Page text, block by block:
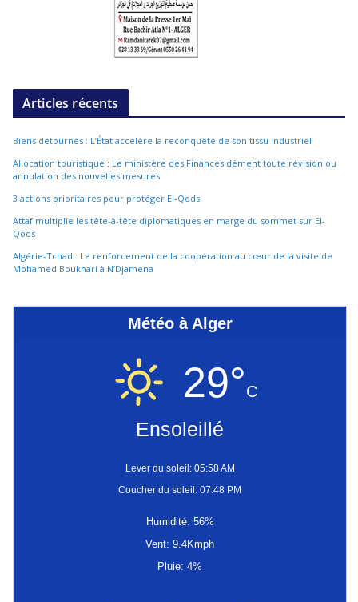
Articles récents
Biens détournés : L’État accélère la reconquête de son tissu industriel
Allocation touristique : Le ministère des Finances dément toute révision ou
annulation des nouvelles mesures
3 actions prioritaires pour protéger El-Qods
Attaf multiplie les tête-à-tête diplomatiques en marge du sommet sur El-
Qods
Algérie-Tchad : Le renforcement de la coopération au cœur de la visite de
Mohamed Boukhari à N’Djamena
Météo à Alger
29°C
Ensoleillé
Lever du soleil: 05:58 AM
Coucher du soleil: 07:48 PM
Humidité: 56%
Vent: 9.4Kmph
Pluie: 4%